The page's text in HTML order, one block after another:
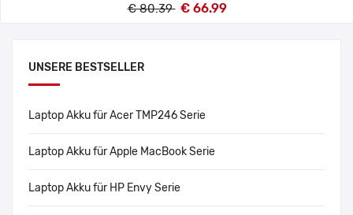
UNSERE BESTSELLER
Laptop Akku für Acer TMP246 Serie
Laptop Akku für Apple MacBook Serie
Laptop Akku für HP Envy Serie
€ 80.39 € 66.99